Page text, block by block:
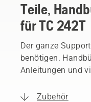
Teile,
für TC 242T
Der ganze
benötigen.
Anleitungen und
Zubehör